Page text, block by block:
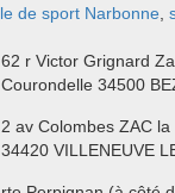
de sport Narbonne
62 r Victor Grignard
Courondelle 34500
2 av Colombes ZAC
34420 VILLENEUVE